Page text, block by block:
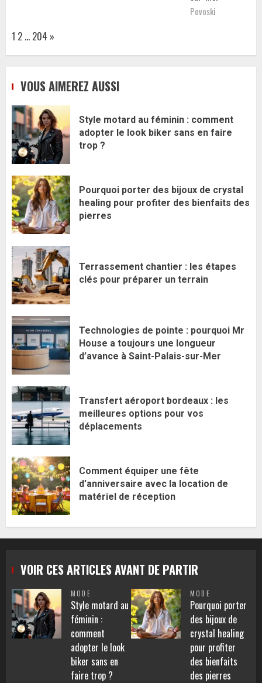
Povoski
Page:
1 2 … 204 Next
»
VOUS AIMEREZ AUSSI
Style motard au féminin : comment
adopter le look biker sans en faire
trop ?
Pourquoi porter des bijoux de crystal
healing pour profiter des bienfaits des
pierres
Terrassement chantier : les étapes
clés pour préparer un terrain
Technologies de pointe : pourquoi Mr
House a toujours une longueur
d’avance à Saint-Palais-sur-Mer
Transfert aéroport bordeaux : les
meilleures options pour vos
déplacements
Comment équiper une fête
d’anniversaire avec la location de
matériel de réception
VOIR CES ARTICLES AVANT DE PARTIR
MODE
Style motard au
féminin :
comment
adopter le look
biker sans en
faire trop ?
MODE
Pourquoi porter
des bijoux de
crystal healing
pour profiter
des bienfaits
des pierres